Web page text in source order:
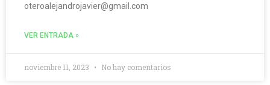
oteroalejandrojavier@gmail.com
VER ENTRADA »
noviembre 11, 2023 No hay comentarios